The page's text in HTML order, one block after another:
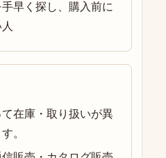
早く探し、購入前に
在庫・取り扱いが異
。